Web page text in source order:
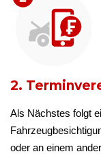
2.
Als Nächstes folgt
oder an einem